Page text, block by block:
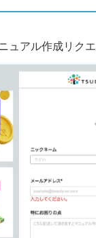
アル作成リクエ